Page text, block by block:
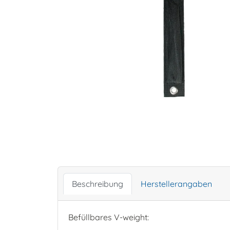
Beschreibung Herstellerangaben
Befüllbares V-weight: